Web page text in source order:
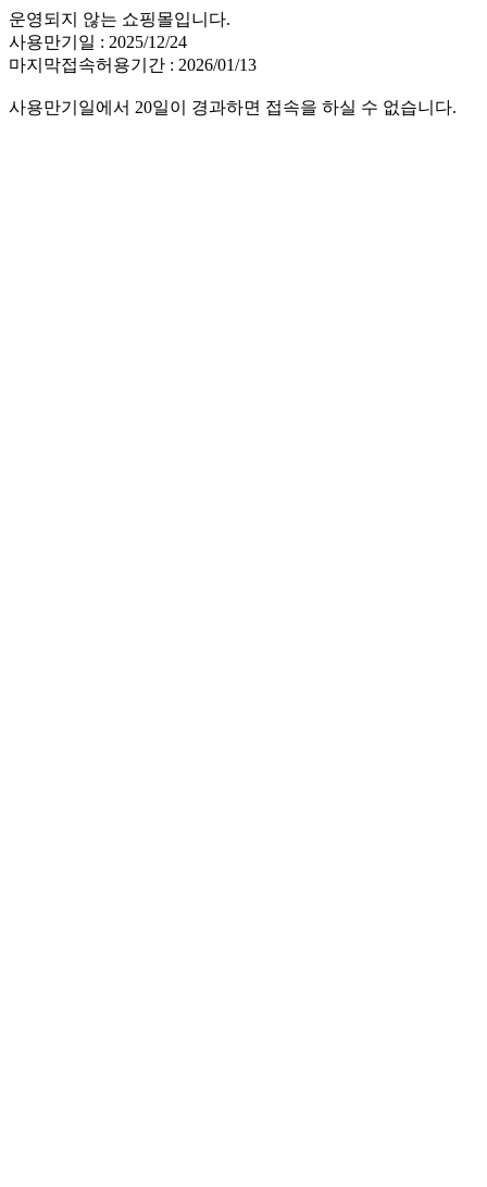
운영되지 않는 쇼핑몰입니다.
사용만기일 : 2025/12/24
마지막접속허용기간 : 2026/01/13
사용만기일에서 20일이 경과하면 접속을 하실 수 없습니다.